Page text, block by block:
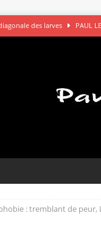
des larves PAUL
indique le bon choix PAUL
: tremblant de peur,